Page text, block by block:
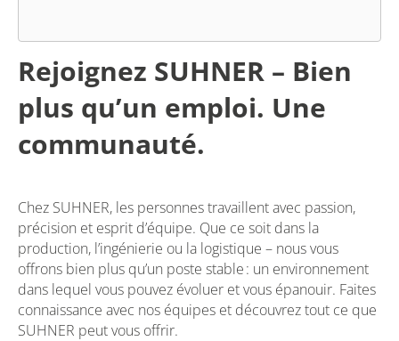
Rejoignez SUHNER – Bien
plus qu’un emploi. Une
communauté.
Chez SUHNER, les personnes travaillent avec passion,
précision et esprit d’équipe. Que ce soit dans la
production, l’ingénierie ou la logistique – nous vous
offrons bien plus qu’un poste stable : un environnement
dans lequel vous pouvez évoluer et vous épanouir. Faites
connaissance avec nos équipes et découvrez tout ce que
SUHNER peut vous offrir.